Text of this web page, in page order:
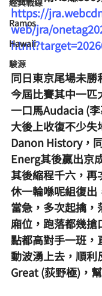
經典戰線
Ramos
Hawaii
駿源
https://
web/jra/
同日東京尾場未勝
今屆比賽其中一
一口馬Audacia (
大後上收復不少失
Danon History，
Energ其後贏出京
其後縮程千六，再
休一輪喺呢組復出
當急，多次起擒，
廂位，跑落都幾搶
點都高對手一班，
動波湧上去，順
Great (荻野極)，